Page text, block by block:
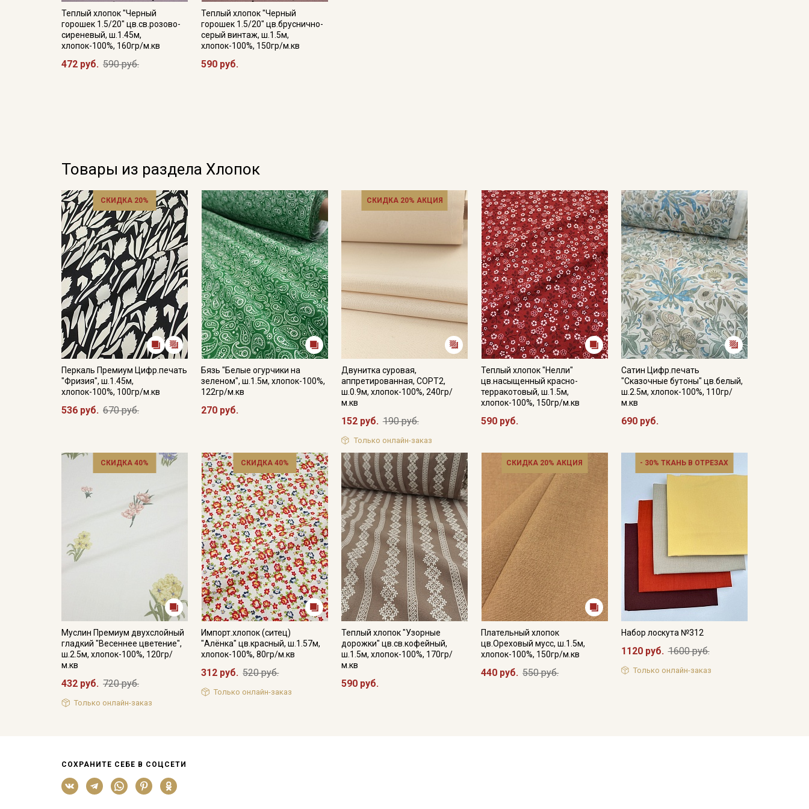
Теплый хлопок "Черный
горошек 1.5/20" цв.св.розово-
сиреневый, ш.1.45м,
хлопок-100%, 160гр/м.кв
472 руб. 590 руб.
Теплый хлопок "Черный
горошек 1.5/20" цв.бруснично-
серый винтаж, ш.1.5м,
хлопок-100%, 150гр/м.кв
590 руб.
Товары из раздела Хлопок
СКИДКА 20%
Перкаль Премиум Цифр.печать
"Фризия", ш.1.45м,
хлопок-100%, 100гр/м.кв
536 руб. 670 руб.
Бязь "Белые огурчики на
зеленом", ш.1.5м, хлопок-100%,
122гр/м.кв
270 руб.
СКИДКА 20% АКЦИЯ
Двунитка суровая,
аппретированная, СОРТ2,
ш.0.9м, хлопок-100%, 240гр/
м.кв
152 руб. 190 руб.
Только онлайн-заказ
Теплый хлопок "Нелли"
цв.насыщенный красно-
терракотовый, ш.1.5м,
хлопок-100%, 150гр/м.кв
590 руб.
Сатин Цифр.печать
"Сказочные бутоны" цв.белый,
ш.2.5м, хлопок-100%, 110гр/
м.кв
690 руб.
СКИДКА 40%
Муслин Премиум двухслойный
гладкий "Весеннее цветение",
ш.2.5м, хлопок-100%, 120гр/
м.кв
432 руб. 720 руб.
Только онлайн-заказ
СКИДКА 40%
Импорт.хлопок (ситец)
"Алёнка" цв.красный, ш.1.57м,
хлопок-100%, 80гр/м.кв
312 руб. 520 руб.
Только онлайн-заказ
Теплый хлопок "Узорные
дорожки" цв.св.кофейный,
ш.1.5м, хлопок-100%, 170гр/
м.кв
590 руб.
СКИДКА 20% АКЦИЯ
Плательный хлопок
цв.Ореховый мусс, ш.1.5м,
хлопок-100%, 150гр/м.кв
440 руб. 550 руб.
- 30% ТКАНЬ В ОТРЕЗАХ
Набор лоскута №312
1120 руб. 1600 руб.
Только онлайн-заказ
СОХРАНИТЕ СЕБЕ В СОЦСЕТИ